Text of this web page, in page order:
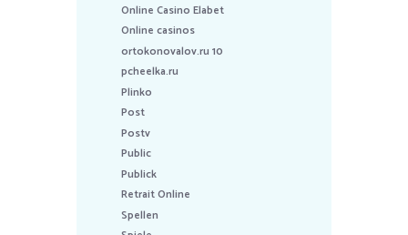
Online Casino Elabet
Online casinos
ortokonovalov.ru 10
pcheelka.ru
Plinko
Post
Postv
Public
Publick
Retrait Online
Spellen